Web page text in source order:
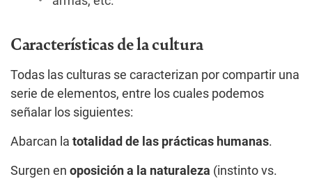
Características de la cultura
Todas las culturas se caracterizan por compartir una
serie de elementos, entre los cuales podemos
señalar los siguientes:
Abarcan la totalidad de las prácticas humanas.
Surgen en oposición a la naturaleza (instinto vs.